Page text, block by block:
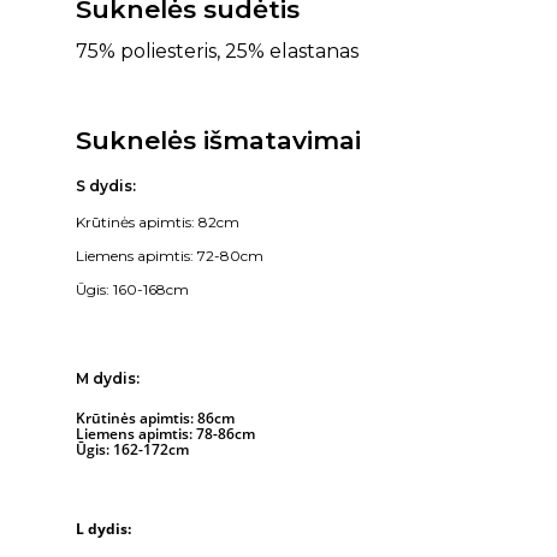
Suknelės sudėtis
75% poliesteris, 25% elastanas
Suknelės išmatavimai
S dydis:
Krūtinės apimtis: 82cm
Liemens apimtis: 72-80cm
Ūgis: 160-168cm
M dydis:
Krūtinės apimtis: 86cm
Liemens apimtis: 78-86cm
Ūgis: 162-172cm
L dydis: